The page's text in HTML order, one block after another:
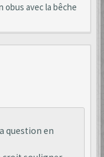
obus avec la bêche
question en